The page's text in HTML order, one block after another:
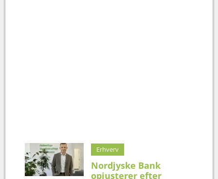
Erhverv
Nordjyske Bank
opjusterer efter